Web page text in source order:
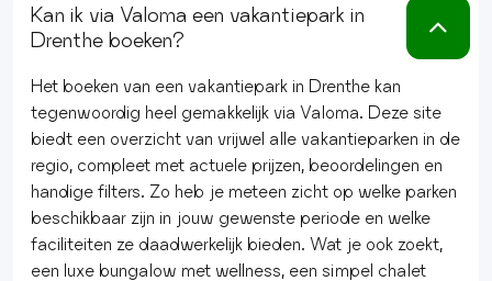
Kan ik via Valoma een vakantiepark in
Drenthe boeken?
Het boeken van een vakantiepark in Drenthe kan
tegenwoordig heel gemakkelijk via Valoma. Deze site
biedt een overzicht van vrijwel alle vakantieparken in de
regio, compleet met actuele prijzen, beoordelingen en
handige filters. Zo heb je meteen zicht op welke parken
beschikbaar zijn in jouw gewenste periode en welke
faciliteiten ze daadwerkelijk bieden. Wat je ook zoekt,
een luxe bungalow met wellness, een simpel chalet